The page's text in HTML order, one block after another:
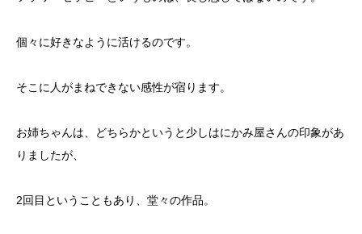
個々に好きなように活けるのです。
そこに人がまねできない感性が宿ります。
お姉ちゃんは、どちらかというと少しはにかみ屋さんの印象があ
りましたが、
2回目ということもあり、堂々の作品。